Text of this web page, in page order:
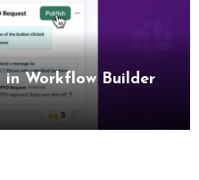
in Workflow Builder